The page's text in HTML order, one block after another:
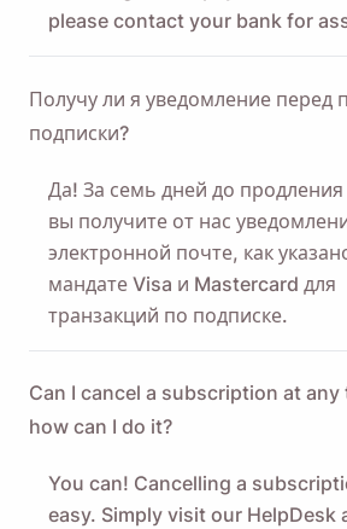
please contact your bank for
Получу ли я уведомление перед
подписки?
Да! За семь дней до
вы получите от нас
электронной почте, как
мандате Visa и Mastercard для
транзакций по подписке.
Can I cancel a subscription at any
how can I do it?
You can! Cancelling a
easy. Simply visit our HelpDesk